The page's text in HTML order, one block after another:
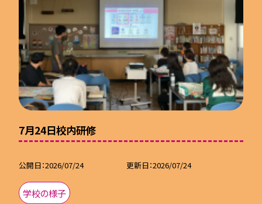
7月24日校内研修
公開日 2026/07/24 更新日 2026/07/24
学校の様子